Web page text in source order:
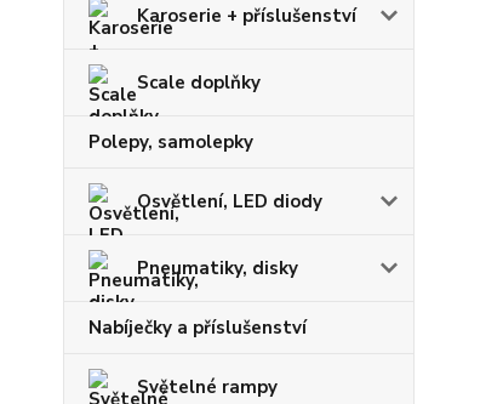
Karoserie + příslušenství
Scale doplňky
Polepy, samolepky
Osvětlení, LED diody
Pneumatiky, disky
Nabíječky a příslušenství
Světelné rampy